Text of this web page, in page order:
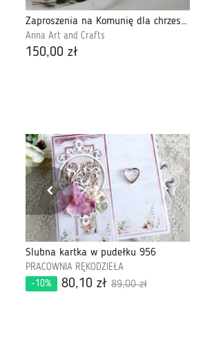
Zaproszenia na Komunię dla chrzestnych, LG 6
Anna Art and Crafts
150,00 zł
Ślubna kartka w pudełku 956
PRACOWNIA RĘKODZIEŁA
-10%
80,10 zł 89,00 zł